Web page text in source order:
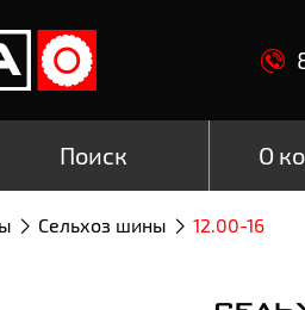
Поиск О
Сельхоз шины 12.00-16